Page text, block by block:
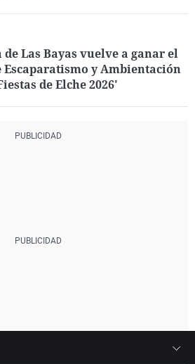
Las Bayas vuelve a ganar el
Escaparatismo y Ambientación
de Elche 2026'